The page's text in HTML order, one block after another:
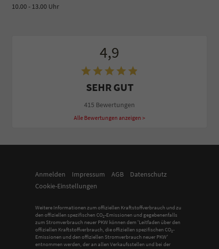
10.00 - 13.00 Uhr
4,9
SEHR GUT
415 Bewertungen
Alle Bewertungen anzeigen >
Anmelden Impressum AGB
Datenschutz
Cookie-Einstellungen
Weitere Informationen zum offiziellen Kraftstoffverbrauch und zu
den offiziellen spezifischen CO2-Emissionen und gegebenenfalls
zum Stromverbrauch neuer PKW können dem 'Leitfaden über den
offiziellen Kraftstoffverbrauch, die offiziellen spezifischen CO2-
Emissionen und den offiziellen Stromverbrauch neuer PKW'
entnommen werden, der an allen Verkaufsstellen und bei der